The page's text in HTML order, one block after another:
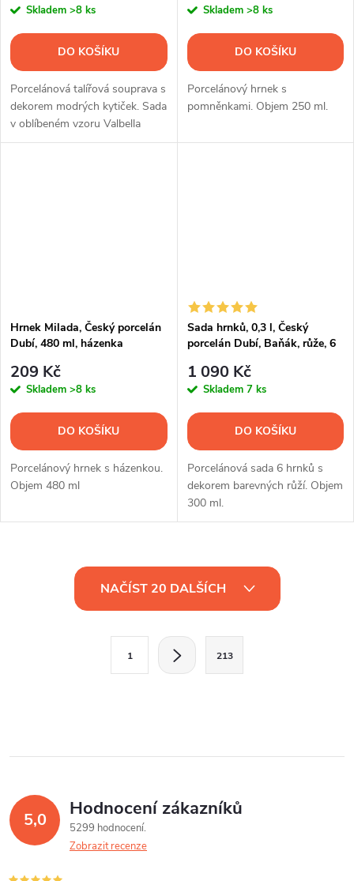
Skladem >8 ks
DO KOŠÍKU
Porcelánová talířová souprava s
dekorem modrých kytiček. Sada
v oblíbeném vzoru Valbella
obsahuje 18 ks nádobí.
Skladem >8 ks
DO KOŠÍKU
Porcelánový hrnek s
pomněnkami. Objem 250 ml.
Hrnek Milada, Český porcelán
Dubí, 480 ml, házenka
209 Kč
Skladem >8 ks
DO KOŠÍKU
Porcelánový hrnek s házenkou.
Objem 480 ml
Sada hrnků, 0,3 l, Český
porcelán Dubí, Baňák, růže, 6
1 090 Kč
Skladem 7 ks
DO KOŠÍKU
Porcelánová sada 6 hrnků s
dekorem barevných růží. Objem
300 ml.
í
p
NAČÍST 20 DALŠÍCH
k
v
á
n
1 213
5,0 Hodnocení zákazníků
5299 hodnocení
Zobrazit recenze